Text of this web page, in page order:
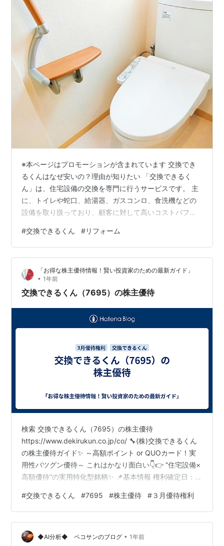
※本ページはプロモーションが含まれています 交換でき
るくんはなぜ安いの？理由が知りたい 「交換できるく
ん」は、住宅設備の交換を専門に行うサービスです。 主
に、トイレや蛇口、給湯器、ガスコンロ、食洗機などの
設備を取り扱っており、顧客に対して高いコストパフォ
ン見積もりを通じて手軽に利用でき、スピーディーな対
応が特徴です。 この記事の目次 交換できるくんはなぜ安
いの？理由が知りたい 交換できるくんの苦情やトラブル
など悪い口コミを見る前に 〇 住宅リフォーム業界の分類
と課題 〇 「交換できるくん」の革新と強み 〇 儲からな
いビジネスを儲かるビジネスに …
#交換できるくん #リフォーム
「お得な株主優待情報！賢い投資家のための最新ガイド」
• 1年前
交換できるくん（7695）の株主優待
検索 交換できるくん（7695）の株主優待
https://www.dekirukun.co.jp/co/ 🔧(株)交換できるくん
の株主優待ガイド✨ ～高額ポイント or QUOカード！実
用性バツグン優待～ これはかなり面白い👇👉 “住宅設備×
高額優待”の実用特化型銘柄✨ 📌基本情報 権利確定日：3
内容 選べる優待👇 ① 自社ECサイトポイント② QUOカ
ード 👉 好きな方を選択できるのが強み✨ 💰株数ごとの
優待内容 🔹100株以上 👉 ① 3,000円分ポイント 🔹300
株以上 👉 ① 10,000円分ポイント👉 or ② 5,000…
#交換できるくん #7695 #株主優待 #３月優待権利
◆AI分析◆ ペコサンのブログ • 1年前